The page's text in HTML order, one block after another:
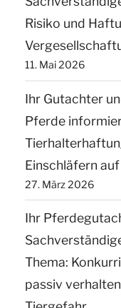
kann
zum
führen“
Risiko und
11. Mai 2026
Ihr Gutachter
Pferde
Einschläfern
27. März 2026
Ihr
Thema:
passiv